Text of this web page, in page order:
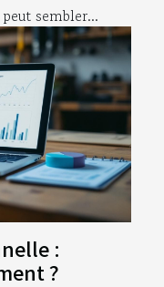
sembler...
:
?